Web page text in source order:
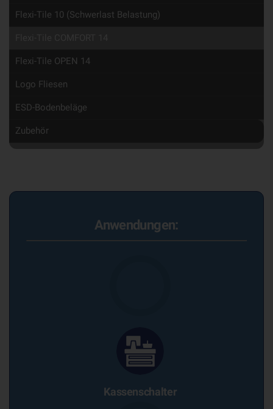
Flexi-Tile 10 (Schwerlast Belastung)
Flexi-Tile OPEN 14
Logo Fliesen
ESD-Bodenbeläge
Zubehör
Anwendungen:
Kassenschalter